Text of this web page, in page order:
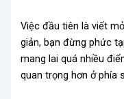
Việc đầu tiên là viết
giản, bạn đừng phức
mang lai quá nhiều
quan trọng hơn ở phía